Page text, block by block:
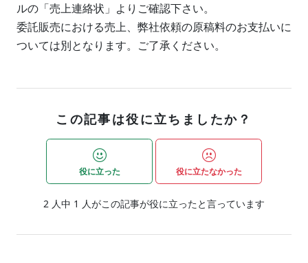
ルの「売上連絡状」よりご確認下さい。
委託販売における売上、弊社依頼の原稿料のお支払いに
ついては別となります。ご了承ください。
この記事は役に立ちましたか？
役に立った 役に立たなかった
2 人中 1 人がこの記事が役に立ったと言っています